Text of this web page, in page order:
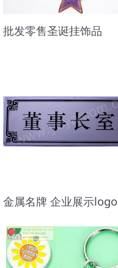
批发零售圣诞挂饰品
金属名牌 企业展示logo